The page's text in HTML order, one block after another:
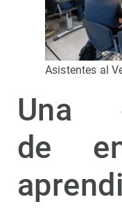
Asistentes al
Una
de